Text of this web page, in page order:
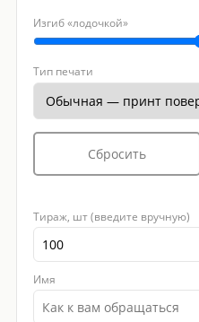
Изгиб «лодочкой»
Тип печати
Сбросить
Тираж, шт (введите вручную)
Имя